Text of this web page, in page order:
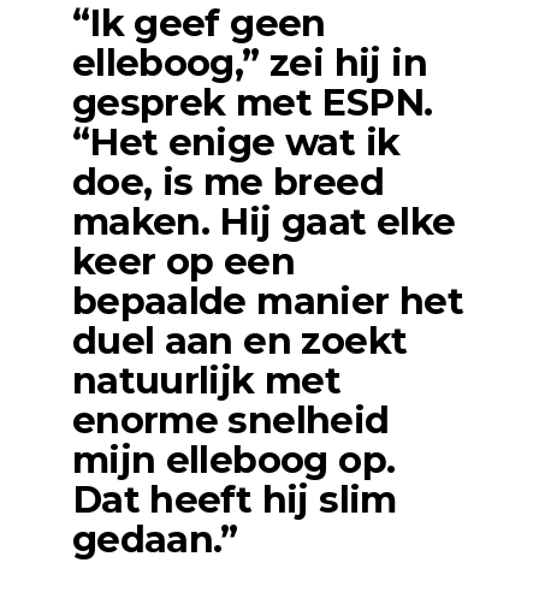
“Ik geef geen
elleboog,” zei hij in
gesprek met ESPN.
“Het enige wat ik
doe, is me breed
maken. Hij gaat elke
keer op een
bepaalde manier het
duel aan en zoekt
natuurlijk met
enorme snelheid
mijn elleboog op.
Dat heeft hij slim
gedaan.”